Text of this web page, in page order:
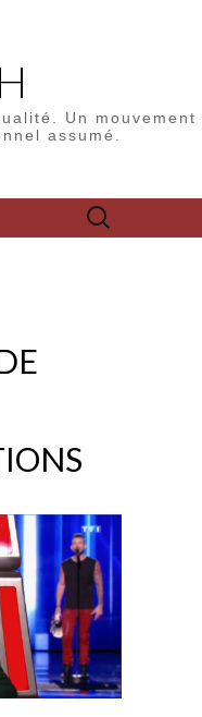
Un mouvement
assumé.
Rechercher :